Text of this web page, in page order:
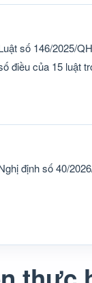
số 146/2025/
điều của 15 luật
định số 40/